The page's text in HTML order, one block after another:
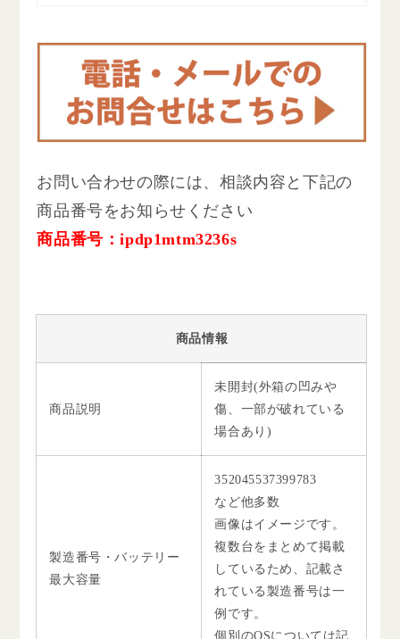
お問い合わせの際には、相談内容と下記の
商品番号をお知らせください
商品番号：ipdp1mtm3236s
商品情報
商品説明
未開封(外箱の凹みや
傷、一部が破れている
場合あり)
製造番号・バッテリー
最大容量
352045537399783
など他多数
画像はイメージです。
複数台をまとめて掲載
しているため、記載さ
れている製造番号は一
例です。
個別のOSについては記